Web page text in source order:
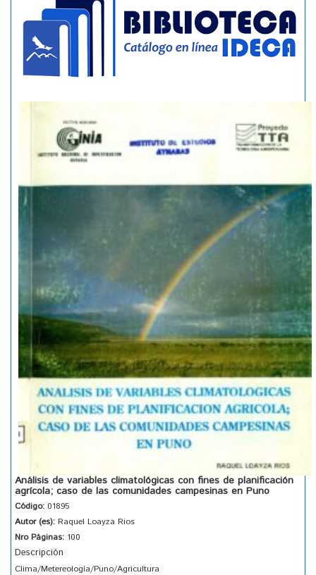
Análisis de variables climatológicas con fines de planificación
agrícola; caso de las comunidades campesinas en Puno
Código: 01895
Autor (es): Raquel Loayza Rios
Nro Páginas: 100
Descripción
Clima/Metereología/Puno/Agricultura